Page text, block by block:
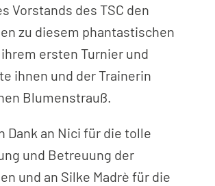
Vorstands des TSC den
zu diesem phantastischen
ersten Turnier und
ihnen und der Trainerin
Blumenstrauß.
Dank an Nici für die tolle
und Betreuung der
und an Silke Madrè für die